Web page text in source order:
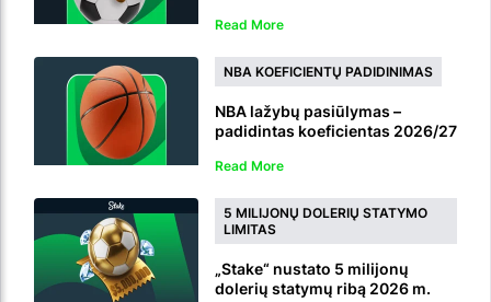
Read More
NBA KOEFICIENTŲ PADIDINIMAS
NBA lažybų pasiūlymas –
padidintas koeficientas 2026/27
Read More
5 MILIJONŲ DOLERIŲ STATYMO
LIMITAS
„Stake“ nustato 5 milijonų
dolerių statymų ribą 2026 m.